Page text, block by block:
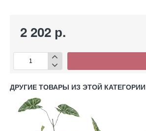
2 202 р.
ДРУГИЕ ТОВАРЫ ИЗ ЭТОЙ КАТЕГОРИИ